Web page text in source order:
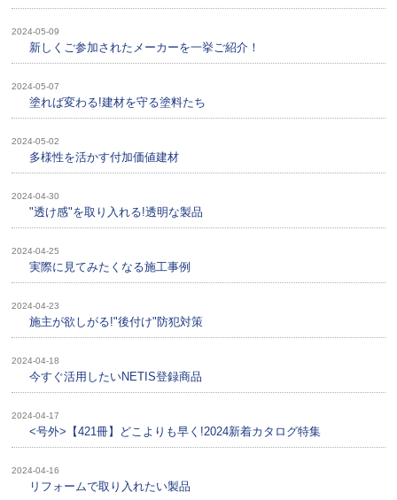
2024-05-09
新しくご参加されたメーカーを一挙ご紹介！
2024-05-07
塗れば変わる!建材を守る塗料たち
2024-05-02
多様性を活かす付加価値建材
2024-04-30
"透け感"を取り入れる!透明な製品
2024-04-25
実際に見てみたくなる施工事例
2024-04-23
施主が欲しがる!"後付け"防犯対策
2024-04-18
今すぐ活用したいNETIS登録商品
2024-04-17
<号外>【421冊】どこよりも早く!2024新着カタログ特集
2024-04-16
リフォームで取り入れたい製品